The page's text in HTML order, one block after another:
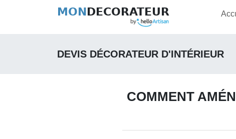
MONDECORATEUR
DEVIS DÉCORATEUR D'INTÉRIEUR
COMMENT